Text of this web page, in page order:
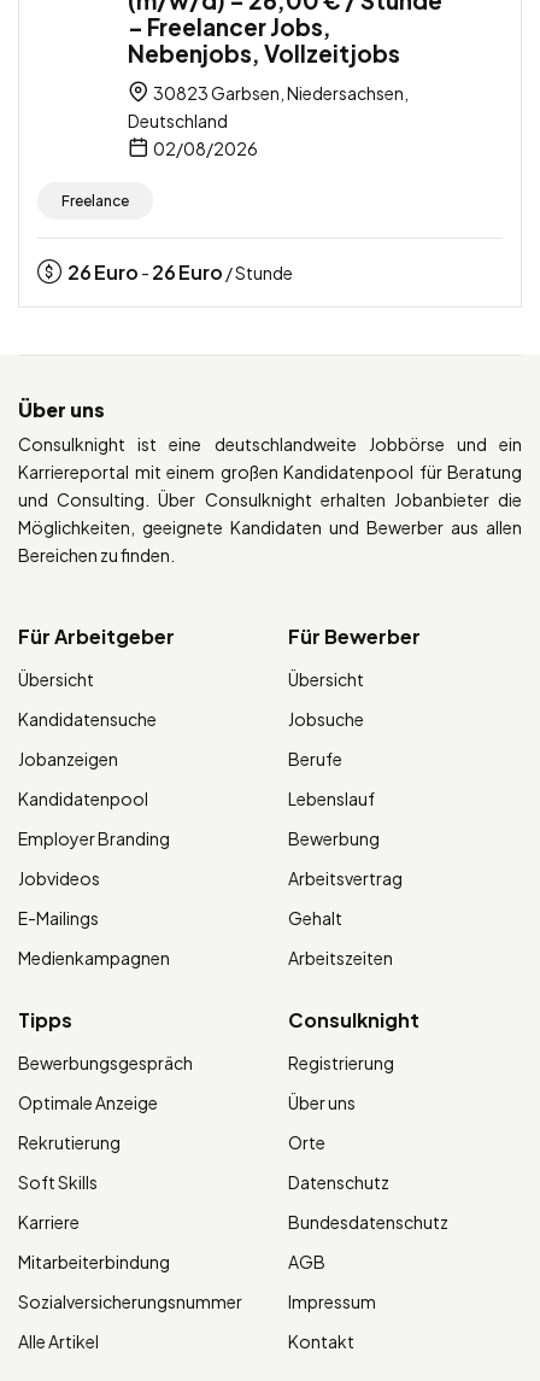
– Freelancer Jobs,
Nebenjobs, Vollzeitjobs
30823 Garbsen, Niedersachsen,
Deutschland
02/08/2026
Freelance
26Euro - 26Euro / Stunde
Über uns
Consulknight ist eine deutschlandweite Jobbörse und ein
Karriereportal mit einem großen Kandidatenpool für Beratung
und Consulting. Über Consulknight erhalten Jobanbieter die
Möglichkeiten, geeignete Kandidaten und Bewerber aus allen
Bereichen zu finden.
Für Arbeitgeber
Übersicht
Kandidatensuche
Jobanzeigen
Kandidatenpool
Employer Branding
Jobvideos
E-Mailings
Medienkampagnen
Für Bewerber
Übersicht
Jobsuche
Berufe
Lebenslauf
Bewerbung
Arbeitsvertrag
Gehalt
Arbeitszeiten
Tipps
Bewerbungsgespräch
Optimale Anzeige
Rekrutierung
Soft Skills
Karriere
Mitarbeiterbindung
Sozialversicherungsnummer
Alle Artikel
Consulknight
Registrierung
Über uns
Orte
Datenschutz
Bundesdatenschutz
AGB
Impressum
Kontakt